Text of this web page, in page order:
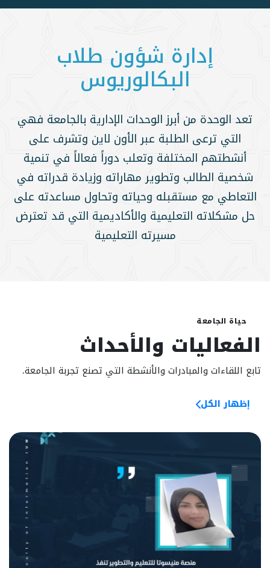
إدارة شؤون طلاب
البكالوريوس
تعد الوحدة من أبرز الوحدات الإدارية بالجامعة فهي
التي ترعى الطلبة عبر الأون لاين وتشرف على
أنشطتهم المختلفة وتعلب دوراً فعالاً في تنمية
شخصية الطالب وتطوير مهاراته وزيادة قدراته في
التعاطي مع مستقبله وحياته وتحاول مساعدته على
حل مشكلاته التعليمية والأكاديمية التي قد تعترض
مسيرته التعليمية
حياة الجامعة
الفعاليات والأحداث
تابع اللقاءات والمبادرات والأنشطة التي تصنع تجربة الجامعة.
إظهار الكل